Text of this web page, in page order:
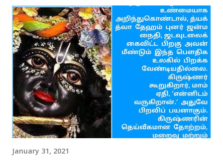
January 31, 2021